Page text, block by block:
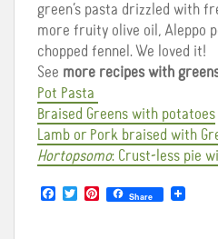
green’s pasta drizzled with
more fruity olive oil, Aleppo
chopped fennel. We loved it!
See more recipes with
Pot Pasta
Braised Greens with potatoes
Lamb or Pork braised with
Hortopsomo: Crust-less pie
a
T
w
P Share